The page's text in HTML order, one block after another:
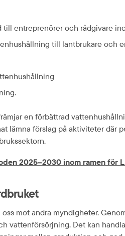
entreprenörer och rådgivare
till lantbrukare och
en förbättrad
lämna förslag på aktiviteter där
2025–2030 inom ramen för
mot andra myndigheter.
Det kan